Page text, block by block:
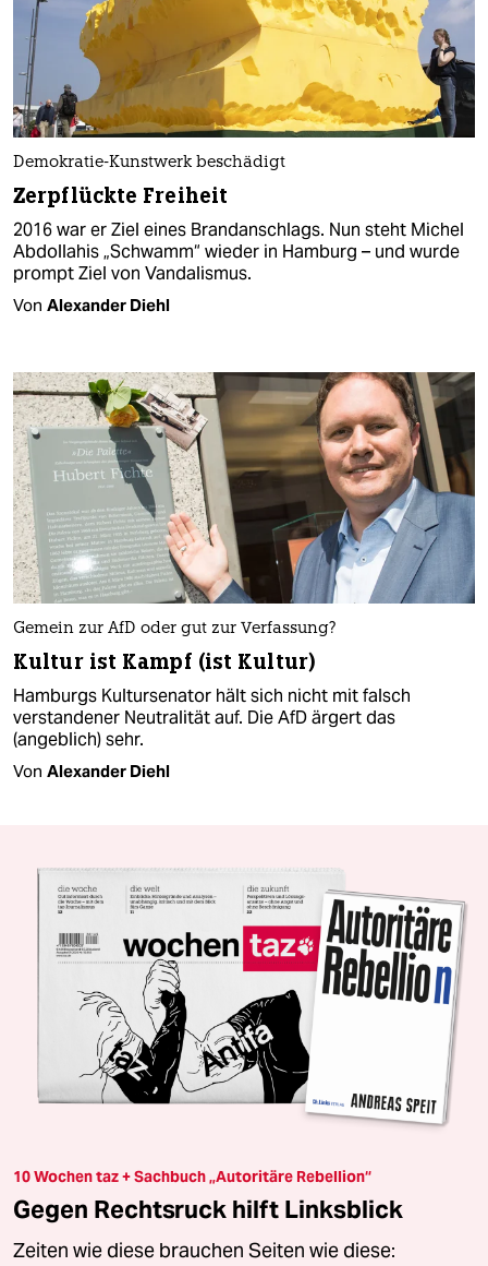
Demokratie-Kunstwerk beschädigt
Zerpflückte Freiheit
2016 war er Ziel eines Brandanschlags. Nun steht Michel
Abdollahis „Schwamm“ wieder in Hamburg – und wurde
prompt Ziel von Vandalismus.
Von Alexander Diehl
Gemein zur AfD oder gut zur Verfassung?
Kultur ist Kampf (ist Kultur)
Hamburgs Kultursenator hält sich nicht mit falsch
verstandener Neutralität auf. Die AfD ärgert das
(angeblich) sehr.
Von Alexander Diehl
10 Wochen taz + Sachbuch „Autoritäre Rebellion“
Gegen Rechtsruck hilft Linksblick
Zeiten wie diese brauchen Seiten wie diese: